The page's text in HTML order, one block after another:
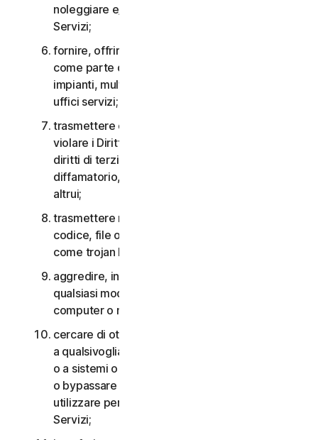
noleggiare e/o prestare il diritto di utilizzare i
Servizi;
fornire, offrire o rendere disponibili i Servizi
come parte di un accordo per la gestione di
impianti, multiproprietà, provider di servizi o
uffici servizi;
trasmettere o archiviare materiale che potrebbe
violare i Diritti di proprietà intellettuale o altri
diritti di terzi o che risulta illegale, lesivo,
diffamatorio, calunnioso o invasivo della privacy
altrui;
trasmettere materiale che contiene virus o altro
codice, file o programmi per computer dannosi
come trojan horse, worm o time bomb;
aggredire, interferire, negare il servizio in
qualsiasi modo o forma a qualsiasi altra rete,
computer o nodo attraverso i Servizi;
cercare di ottenere un accesso non autorizzato
a qualsivoglia Servizio, agli account di altri utenti
o a sistemi o reti di computer connessi ai Servizi
o bypassare qualsiasi misura che potremmo
utilizzare per prevenire o limitare l’accesso ai
Servizi;